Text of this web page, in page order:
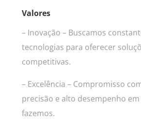
Valores
– Inovação – Buscamos
tecnologias para oferecer
competitivas.
– Excelência – Compromisso
precisão e alto desempenho
fazemos.